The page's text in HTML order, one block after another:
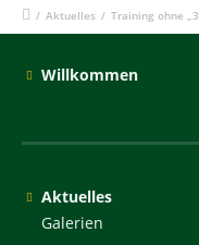
/ Aktuelles / Training ohne
Willkommen
Aktuelles
Galerien